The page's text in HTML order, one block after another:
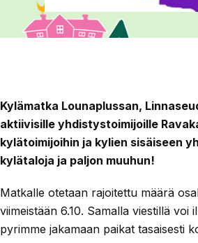
Kylämatka Lounaplussan,
aktiivisille yhdistystoimijoille
kylätoimijoihin ja kylien sisäiseen
kylätaloja ja paljon muuhun!
Matkalle otetaan rajoitettu määrä
viimeistään 6.10. Samalla viestillä
pyrimme jakamaan paikat tasaisesti